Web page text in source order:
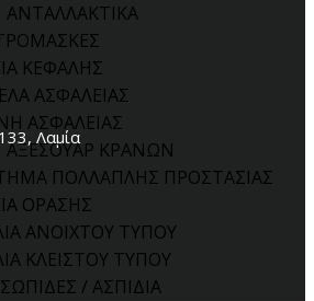
ΑΝΤΑΛΛΑΚΤΙΚΑ
ΚΕΦΑΛΗΣ
ΑΣΦΑΛΕΙΑΣ
ΑΣΦΑΛΕΙΑΣ
ΑΞΕΣΟΥΑΡ ΚΡΑΝΩΝ
ΠΟΛΛΑΠΛΗΣ ΠΡΟΣΤΑΣΙΑΣ
ΟΡΑΣΗΣ
ΑΝΟΙΧΤΟΥ ΤΥΠΟΥ
ΚΛΕΙΣΤΟΥ ΤΥΠΟΥ
/ ΑΣΠΙΔΙΑ
Λαμία